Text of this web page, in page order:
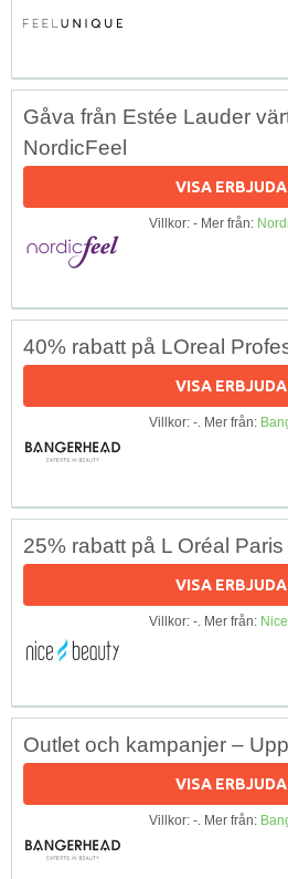
Gåva från Estée Lauder
NordicFeel
VISA
Villkor: - Mer från:
40% rabatt på LOreal
VISA
Villkor: -. Mer från:
25% rabatt på L Oréal
VISA
Villkor: -. Mer från:
Outlet och kampanjer –
VISA
Villkor: -. Mer från: